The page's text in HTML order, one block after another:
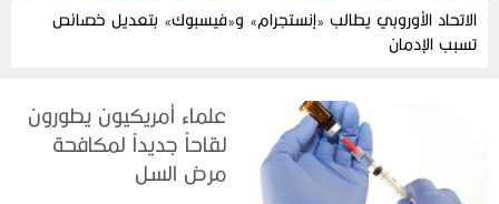
الاتحاد الأوروبي يطالب «إنستجرام» و«فيسبوك» بتعديل خصائص
تسبب الإدمان
علماء أمريكيون يطورون
لقاحاً جديداً لمكافحة
مرض السل